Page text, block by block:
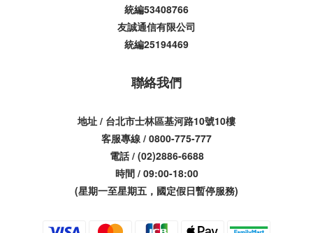
統編53408766
友誠通信有限公司
統編25194469
聯絡我們
地址 / 台北市士林區基河路10號10樓
客服專線 / 0800-775-777
電話 / (02)2886-6688
時間 / 09:00-18:00
(星期一至星期五，國定假日暫停服務)